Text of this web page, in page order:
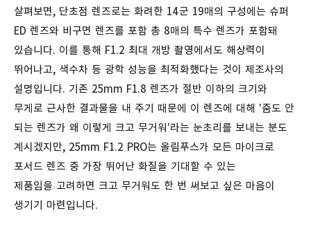
살펴보면, 단초점 렌즈로는 화려한 14군 19매의 구성에는 슈퍼
ED 렌즈와 비구면 렌즈를 포함 총 8매의 특수 렌즈가 포함돼
있습니다. 이를 통해 F1.2 최대 개방 촬영에서도 해상력이
뛰어나고, 색수차 등 광학 성능을 최적화했다는 것이 제조사의
설명입니다. 기존 25mm F1.8 렌즈가 절반 이하의 크기와
무게로 근사한 결과물을 내 주기 때문에 이 렌즈에 대해 '줌도 안
되는 렌즈가 왜 이렇게 크고 무거워'라는 눈초리를 보내는 분도
계시겠지만, 25mm F1.2 PRO는 올림푸스가 모든 마이크로
포서드 렌즈 중 가장 뛰어난 화질을 기대할 수 있는
제품임을 고려하면 크고 무거워도 한 번 써보고 싶은 마음이
생기기 마련입니다.